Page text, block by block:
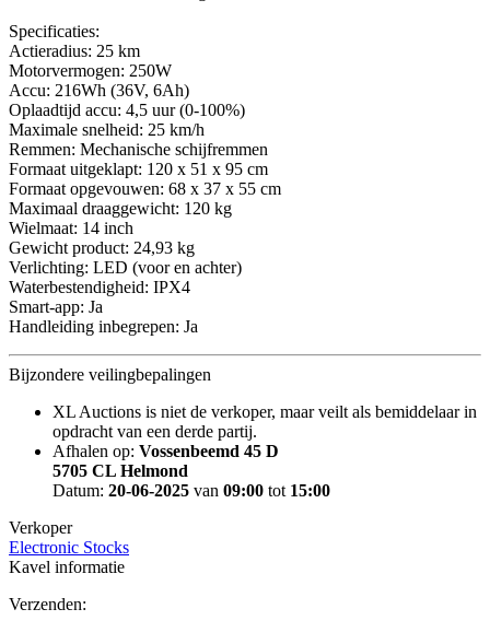
Specificaties:
Actieradius: 25 km
Motorvermogen: 250W
Accu: 216Wh (36V, 6Ah)
Oplaadtijd accu: 4,5 uur (0-100%)
Maximale snelheid: 25 km/h
Remmen: Mechanische schijfremmen
Formaat uitgeklapt: 120 x 51 x 95 cm
Formaat opgevouwen: 68 x 37 x 55 cm
Maximaal draaggewicht: 120 kg
Wielmaat: 14 inch
Gewicht product: 24,93 kg
Verlichting: LED (voor en achter)
Waterbestendigheid: IPX4
Smart-app: Ja
Handleiding inbegrepen: Ja
Bijzondere veilingbepalingen
XL Auctions is niet de verkoper, maar veilt als bemiddelaar in
opdracht van een derde partij.
Afhalen op: Vossenbeemd 45 D
5705 CL Helmond
Datum: 20-06-2025 van 09:00 tot 15:00
Verkoper
Electronic Stocks
Kavel informatie
Verzenden: